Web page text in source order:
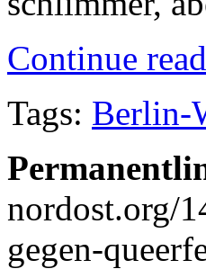
Continue
Tags: Berlin-
nordost.org/
gegen-